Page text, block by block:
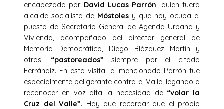
encabezada porDavid Lucas Parrón, quien fuera
alcalde socialista de Móstoles y que hoy ocupa el
puesto de Secretario General de Agenda Urbana y
Vivienda, acompañado del director general de
Memoria Democrática, Diego Blázquez Martín y
otros, “pastoreados”siempre por el citado
Ferrándiz. En esta visita, el mencionado Parrón fue
especialmente beligerante contra el Valle llegando a
reconocer en voz alta la necesidad de “volar la
Cruz del Valle”. Hay que recordar que el propio